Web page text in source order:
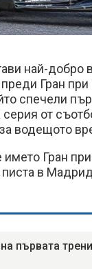
най-добро
Гран при
спечели
от
водещото
Гран
писта в
първата